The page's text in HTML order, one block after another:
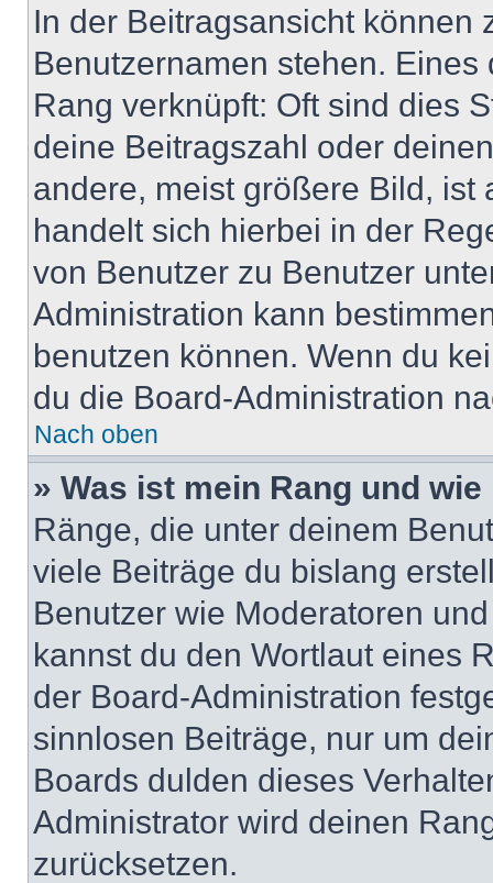
In der Beitragsansicht können
Benutzernamen stehen.
Rang verknüpft: Oft sind dies
deine Beitragszahl oder
andere, meist größere Bild, ist
handelt sich hierbei in der
von Benutzer zu Benutzer
Administration kann
benutzen können. Wenn du
du die Board-Administration
Nach oben
» Was ist mein Rang und
Ränge, die unter deinem
viele Beiträge du bislang
Benutzer wie Moderatoren
kannst du den Wortlaut eines
der Board-Administration
sinnlosen Beiträge, nur um
Boards dulden dieses
Administrator wird deinen
zurücksetzen.